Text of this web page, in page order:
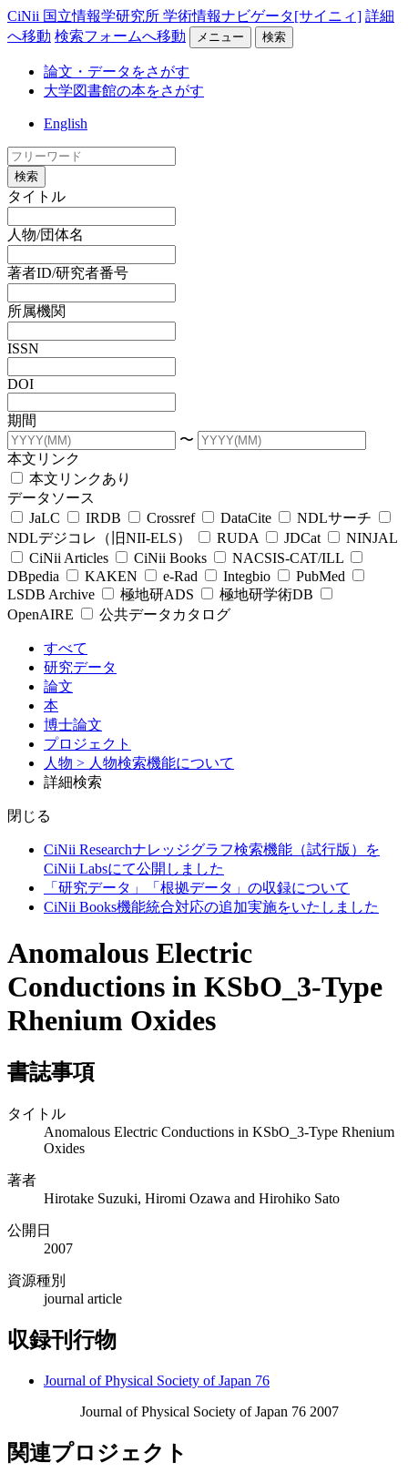
CiNii 国立情報学研究所 学術情報ナビゲータ[サイニィ] 詳細
へ移動 検索フォームへ移動 メニュー 検索
論文・データをさがす
大学図書館の本をさがす
English
検索
タイトル
人物/団体名
著者ID/研究者番号
所属機関
ISSN
DOI
期間
〜
本文リンク
本文リンクあり
データソース
JaLC
IRDB Crossref DataCite
NDLサーチ
NDLデジコレ（旧NII-ELS）
RUDA JDCat
NINJAL
CiNii Articles
CiNii Books
NACSIS-CAT/ILL
DBpedia
KAKEN e-Rad Integbio
PubMed
LSDB Archive
極地研ADS
極地研学術DB
OpenAIRE
公共データカタログ
すべて
研究データ
論文
本
博士論文
プロジェクト
人物 > 人物検索機能について
詳細検索
閉じる
CiNii Researchナレッジグラフ検索機能（試行版）を
CiNii Labsにて公開しました
「研究データ」「根拠データ」の収録について
CiNii Books機能統合対応の追加実施をいたしました
Anomalous Electric
Conductions in KSbO_3-Type
Rhenium Oxides
書誌事項
タイトル
Anomalous Electric Conductions in KSbO_3-Type Rhenium
Oxides
著者
Hirotake Suzuki, Hiromi Ozawa and Hirohiko Sato
公開日
2007
資源種別
journal article
収録刊行物
Journal of Physical Society of Japan 76
Journal of Physical Society of Japan 76 2007
関連プロジェクト